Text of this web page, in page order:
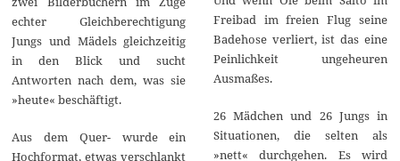
echter Gleichberechtigung
Jungs und Mädels gleichzeitig
in den Blick und sucht
Antworten nach dem, was sie
»heute« beschäftigt.
Aus dem Quer- wurde ein
Hochformat, etwas verschlankt
Freibad im freien Flug seine
Badehose verliert, ist das eine
Peinlichkeit ungeheuren
Ausmaßes.
26 Mädchen und 26 Jungs in
Situationen, die selten als
»nett« durchgehen. Es wird